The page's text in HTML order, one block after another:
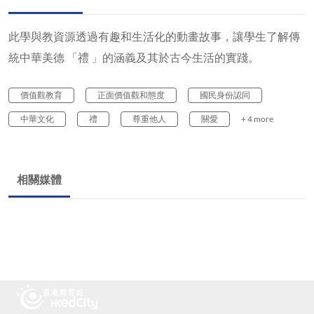
此學與教資源透過有趣和生活化的動畫故事，讓學生了解傳
統中華美德 「禮 」的涵義及其於古今生活的實踐。
價值觀教育 正面價值觀和態度 國民身份認同
中華文化 禮 尊重他人 關愛 + 4 more
相關媒體